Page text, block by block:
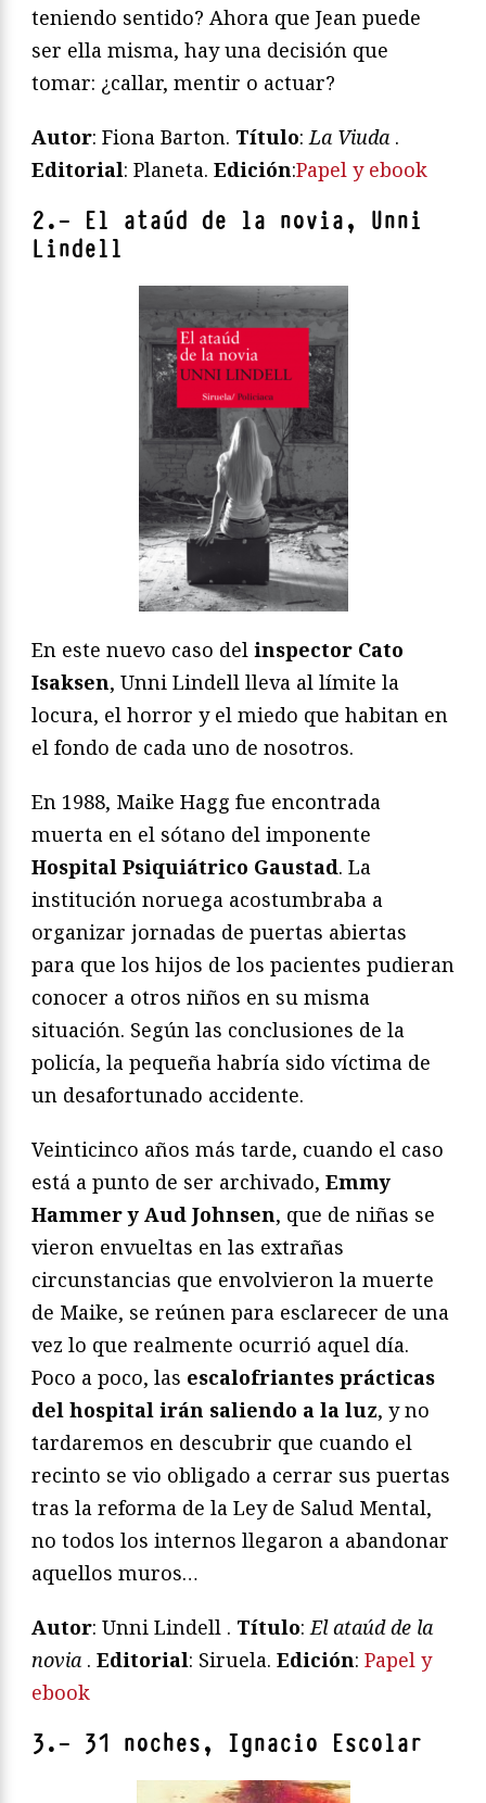
teniendo sentido? Ahora que Jean puede
ser ella misma, hay una decisión que
tomar: ¿callar, mentir o actuar?
Autor: Fiona Barton. Título:La Viuda .
Editorial: Planeta. Edición:Papel y ebook
2.- El ataúd de la novia, Unni
Lindell
En este nuevo caso del inspector Cato
Isaksen, Unni Lindell lleva al límite la
locura, el horror y el miedo que habitan en
el fondo de cada uno de nosotros.
En 1988, Maike Hagg fue encontrada
muerta en el sótano del imponente
Hospital Psiquiátrico Gaustad. La
institución noruega acostumbraba a
organizar jornadas de puertas abiertas
para que los hijos de los pacientes pudieran
conocer a otros niños en su misma
situación. Según las conclusiones de la
policía, la pequeña habría sido víctima de
un desafortunado accidente.
Veinticinco años más tarde, cuando el caso
está a punto de ser archivado, Emmy
Hammer y Aud Johnsen, que de niñas se
vieron envueltas en las extrañas
circunstancias que envolvieron la muerte
de Maike, se reúnen para esclarecer de una
vez lo que realmente ocurrió aquel día.
Poco a poco, las escalofriantes prácticas
del hospital irán saliendo a la luz, y no
tardaremos en descubrir que cuando el
recinto se vio obligado a cerrar sus puertas
tras la reforma de la Ley de Salud Mental,
no todos los internos llegaron a abandonar
aquellos muros…
Autor: Unni Lindell . Título:El ataúd de la
novia . Editorial: Siruela. Edición: Papel y
ebook
3.- 31 noches, Ignacio Escolar